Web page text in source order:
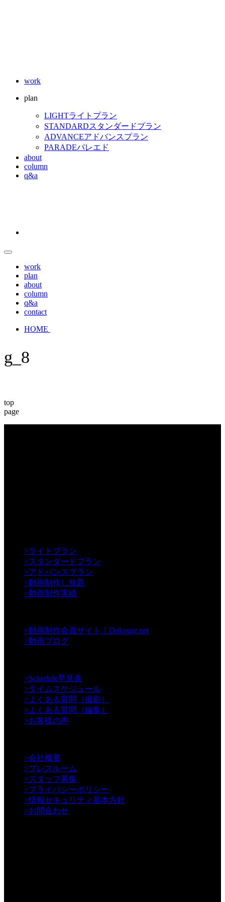
work
plan
LIGHTライトプラン
STANDARDスタンダードプラン
ADVANCEアドバンスプラン
PARADEパレエド
about
column
q&a
work
plan
about
column
q&a
contact
HOME
g_8
top
page
>ライトプラン
>スタンダードプラン
>アドバンスプラン
>動画制作し放題
>動画制作実績
>動画制作会員サイト｜Dokopre.net
>動画ブログ
>Schedule早見表
>タイムスケジュール
>よくある質問（撮影）
>よくある質問（編集）
>お客様の声
>会社概要
>プレスルーム
>スタッフ募集
>プライバシーポリシー
>情報セキュリティ基本方針
>お問合わせ